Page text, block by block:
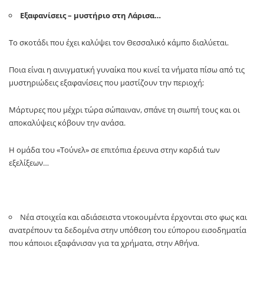
Εξαφανίσεις – μυστήριο στη Λάρισα…
Το σκοτάδι που έχει καλύψει τον Θεσσαλικό κάμπο διαλύεται.
Ποια είναι η αινιγματική γυναίκα που κινεί τα νήματα πίσω από τις
μυστηριώδεις εξαφανίσεις που μαστίζουν την περιοχή;
Μάρτυρες που μέχρι τώρα σώπαιναν, σπάνε τη σιωπή τους και οι
αποκαλύψεις κόβουν την ανάσα.
Η ομάδα του «Τούνελ» σε επιτόπια έρευνα στην καρδιά των
εξελίξεων…
Νέα στοιχεία και αδιάσειστα ντοκουμέντα έρχονται στο φως και
ανατρέπουν τα δεδομένα στην υπόθεση του εύπορου εισοδηματία
που κάποιοι εξαφάνισαν για τα χρήματα, στην Αθήνα.